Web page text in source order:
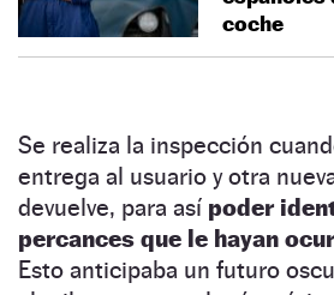
coche
Se realiza la inspección
entrega al usuario y otra
devuelve, para así poder
percances que le hayan
Esto anticipaba un futuro